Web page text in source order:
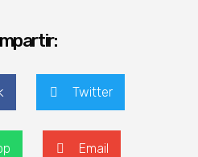
Twitter
Email